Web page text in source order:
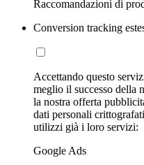
Raccomandazioni di
Conversion tracking
Accettando questo
meglio il successo della
la nostra offerta
dati personali
utilizzi già i loro servizi:
Google Ads